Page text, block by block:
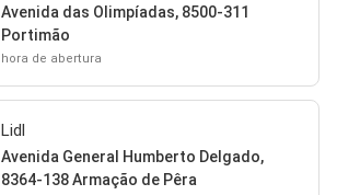
Avenida das Olimpíadas, 8500-311
Portimão
hora de abertura
Lidl
Avenida General Humberto Delgado,
8364-138 Armação de Pêra